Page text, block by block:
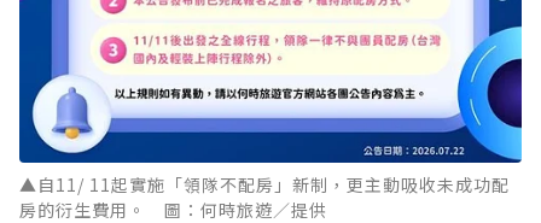
▲自11/ 11起實施「領隊不配房」新制，更主動吸收未成功配
房的衍生費用。 圖：何時旅遊／提供